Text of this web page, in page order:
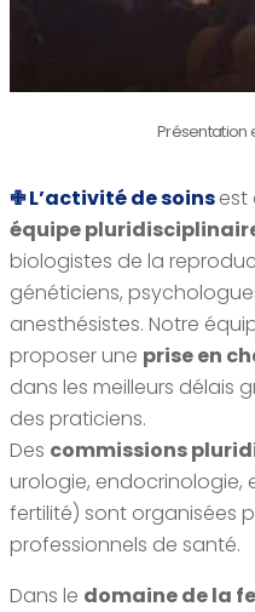
Présentation
✙ L’activité de soinsest
équipe
biologistes de la
généticiens,
anesthésistes. Notre
proposer une prise en
dans les meilleurs délais
des praticiens.
Des commissions
urologie, endocrinologie,
fertilité) sont organisées
professionnels de santé.
Dans le domaine de la